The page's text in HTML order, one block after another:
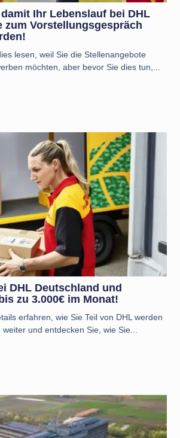
Ihr Lebenslauf bei DHL
zum Vorstellungsgespräch
lesen, weil Sie die Stellenangebote
möchten, aber bevor Sie dies tun,
DHL Deutschland und
zu 3.000€ im Monat!
erfahren, wie Sie Teil von DHL werden
und entdecken Sie, wie Sie